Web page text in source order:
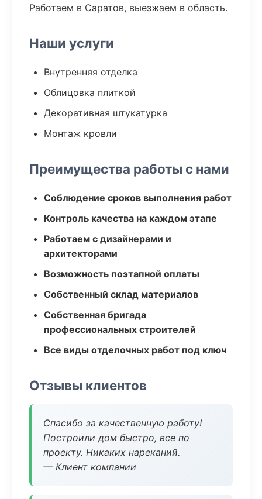
Работаем в Саратов, выезжаем в область.
Наши услуги
Внутренняя отделка
Облицовка плиткой
Декоративная штукатурка
Монтаж кровли
Преимущества работы с нами
Соблюдение сроков выполнения работ
Контроль качества на каждом этапе
Работаем с дизайнерами и
архитекторами
Возможность поэтапной оплаты
Собственный склад материалов
Собственная бригада
профессиональных строителей
Все виды отделочных работ под ключ
Отзывы клиентов
Спасибо за качественную работу!
Построили дом быстро, все по
проекту. Никаких нареканий.
— Клиент компании